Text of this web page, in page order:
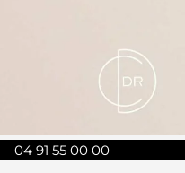
04 91 55 00 00